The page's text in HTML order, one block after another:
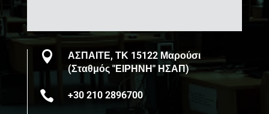

ΑΣΠΑΙΤΕ, ΤΚ 15122 Μαρούσι
(Σταθμός "ΕΙΡΗΝΗ" ΗΣΑΠ)
 +30 210 2896700